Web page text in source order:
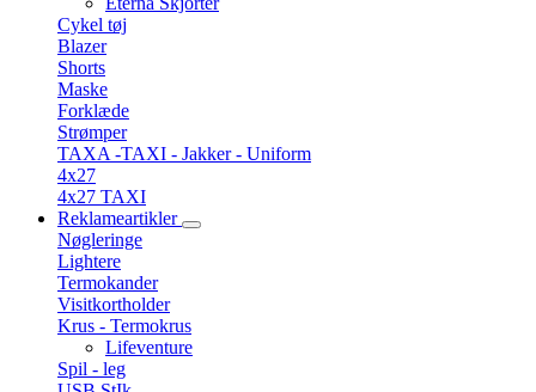
Cykel tøj
Blazer
Shorts
Maske
Forklæde
Strømper
TAXA -TAXI - Jakker - Uniform
4x27
4x27 TAXI
Reklameartikler
Nøgleringe
Lightere
Termokander
Visitkortholder
Krus - Termokrus
Lifeventure
Spil - leg